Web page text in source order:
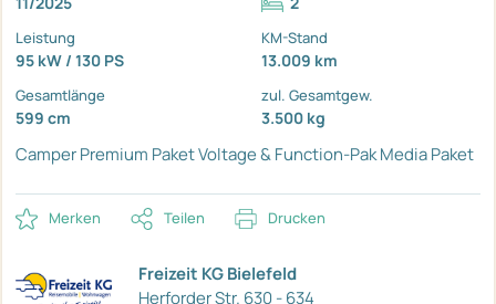
Leistung
95 kW / 130 PS
KM-Stand
13.009 km
Gesamtlänge
599 cm
zul. Gesamtgew.
3.500 kg
Camper Premium PaketVoltage & Function-PakMedia Paket
Merken Teilen Drucken
Freizeit KG Bielefeld
Herforder Str. 630 - 634